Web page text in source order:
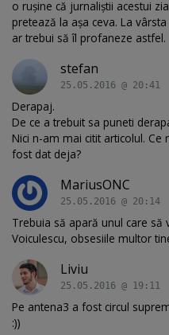
o rușine că jurnaliștii acestui
pretează la așa ceva. La
ar trebui să îl profaneze astfel.
stefan
25.05.2016 @ 20:41
Derapaj.
De ce a trebuit sa puneti
Nici n-am mai citit articolul.
fost dat deja?
MariusONC
25.05.2016 @ 20:14
Trebuia să apară unul care să
Voiculescu, obsesiile multor
Liviu
25.05.2016 @ 19:11
Pe antena3 a fost circul
:))